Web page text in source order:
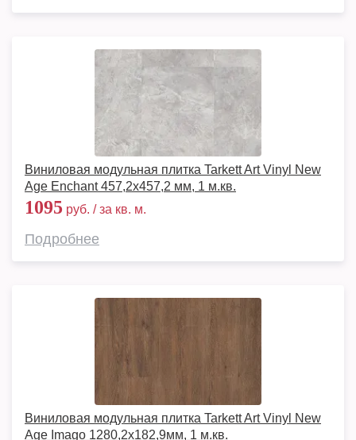
Виниловая модульная плитка Tarkett Art Vinyl New
Age Enchant 457,2x457,2 мм, 1 м.кв.
1095 руб. / за кв. м.
Подробнее
Виниловая модульная плитка Tarkett Art Vinyl New
Age Imago 1280,2х182,9мм, 1 м.кв.